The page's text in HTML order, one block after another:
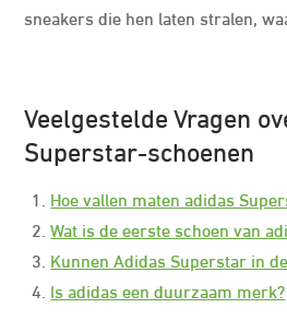
sneakers die hen laten stralen,
Veelgestelde Vragen
Superstar-schoenen
Hoe vallen maten adidas
Wat is de eerste schoen van
Kunnen Adidas Superstar in
Is adidas een duurzaam merk?